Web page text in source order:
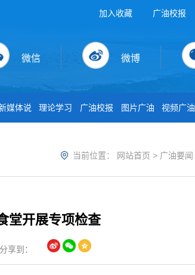
加入收藏 广油校报
微信 微博
媒体说 理论学习 广油校报 图片广油 视频广油
当前位置： 网站首页 > 广油要闻
堂开展专项检查
分享到：